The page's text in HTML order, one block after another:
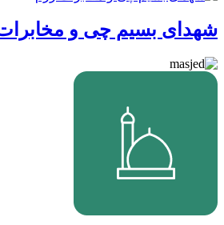
شهدای بسیم چی و